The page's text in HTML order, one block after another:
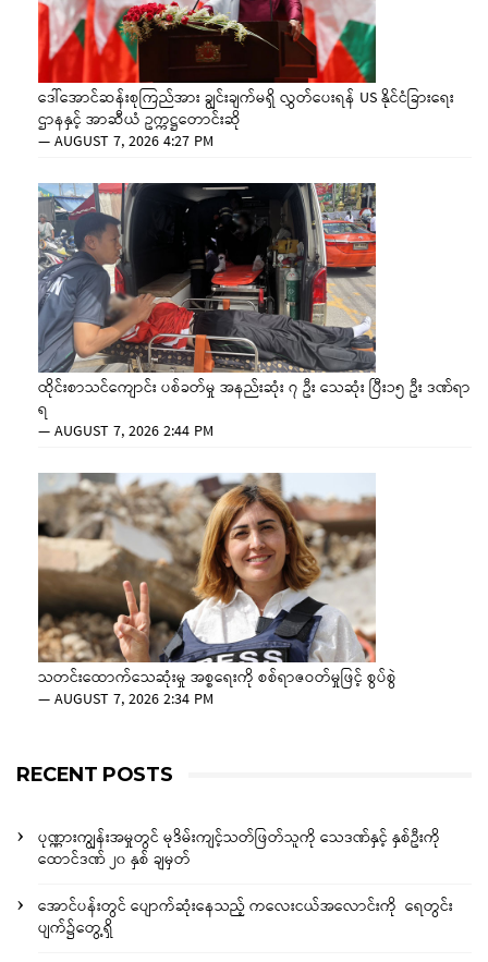
ဒေါ်အောင်ဆန်းစုကြည်အား ချွင်းချက်မရှိ လွှတ်ပေးရန် US နိုင်ငံခြားရေး
ဌာနနှင့် အာဆီယံ ဥက္ကဋ္ဌတောင်းဆို
—AUGUST 7, 2026 4:27 PM
ထိုင်းစာသင်ကျောင်း ပစ်ခတ်မှု အနည်းဆုံး ၇ ဦး သေဆုံး ပြီး၁၅ ဦး ဒဏ်ရာ
ရ
—AUGUST 7, 2026 2:44 PM
သတင်းထောက်သေဆုံးမှု အစ္စရေးကို စစ်ရာဇဝတ်မှုဖြင့် စွပ်စွဲ
—AUGUST 7, 2026 2:34 PM
RECENT POSTS
ပုဏ္ဏားကျွန်းအမှုတွင် မုဒိမ်းကျင့်သတ်ဖြတ်သူကို သေဒဏ်နှင့် နှစ်ဦးကို
ထောင်ဒဏ် ၂၀ နှစ် ချမှတ်
အောင်ပန်းတွင် ပျောက်ဆုံးနေသည့် ကလေးငယ်အလောင်းကို ရေတွင်း
ပျက်၌တွေ့ရှိ